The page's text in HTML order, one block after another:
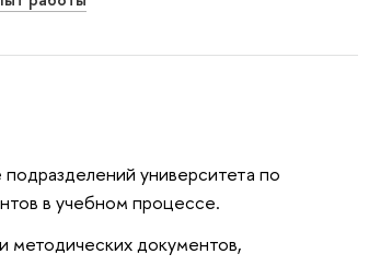
университета по
в учебном процессе.
методических документов,